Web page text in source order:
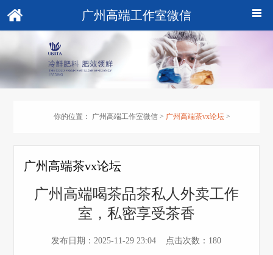
广州高端工作室微信
你的位置： 广州高端工作室微信 > 广州高端茶vx论坛 >
广州高端茶vx论坛
广州高端喝茶品茶私人外卖工作
室，私密享受茶香
发布日期：2025-11-29 23:04 点击次数：180